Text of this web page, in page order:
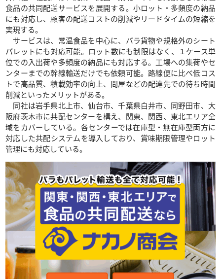
食品の共同配送サービスを展開する。小ロット・多頻度の納品
にも対応し、顧客の配送コストの削減やリードタイムの短縮を
実現する。
サービスは、常温食品を中心に、バラ貨物や規格外のシート
パレットにも対応可能。ロット数にも制限はなく、１ケース単
位での入出荷や多頻度の納品にも対応する。工場への集荷やセ
ンターまでの幹線輸送だけでも依頼可能。路線便に比べ低コス
トで高品質、積載効率の向上、問屋などの配達先での待ち時間
削減といったメリットがある。
同社は岩手県北上市、仙台市、千葉県白井市、同野田市、大
阪府茨木市に共配センターを構え、関東、関西、東北エリア全
域をカバーしている。各センターでは在庫型・無在庫型両方に
対応した共配システムを導入しており、賞味期限管理やロット
管理にも対応している。